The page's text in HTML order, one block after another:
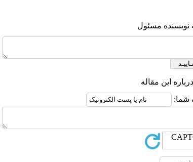
نویسنده مسئول
این مقاله
شما: